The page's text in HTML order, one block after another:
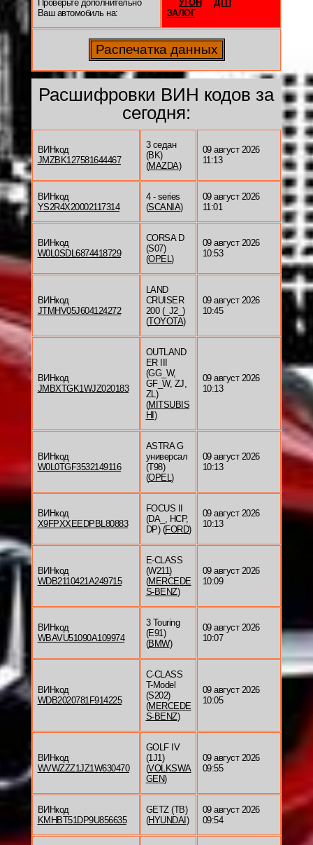
Проверьте дополнительно
Ваш автомобиль на:
УГОН
ДТП
ЗАЛОГ
Расшифровки ВИН кодов за
сегодня:
ВИНкод
JMZBK127581644467
3 седан
(BK)
(MAZDA)
09 август 2026
11:13
ВИНкод
YS2R4X20002117314
4 - series
(SCANIA)
09 август 2026
11:01
ВИНкод
W0L0SDL6874418729
CORSA D
(S07)
(OPEL)
09 август 2026
10:53
ВИНкод
JTMHV05J604124272
LAND
CRUISER
200 (_J2_)
(TOYOTA)
09 август 2026
10:45
ВИНкод
JMBXTGK1WJZ020183
OUTLAND
ER III
(GG_W,
GF_W, ZJ,
ZL)
(MITSUBIS
HI )
09 август 2026
10:13
ВИНкод
W0L0TGF3532149116
ASTRA G
универсал
(T98)
(OPEL)
09 август 2026
10:13
ВИНкод
X9FPXXEEDPBL80883
FOCUS II
(DA_, HCP,
DP) (FORD)
09 август 2026
10:13
ВИНкод
WDB2110421A249715
E-CLASS
(W211)
(MERCEDE
S-BENZ)
09 август 2026
10:09
ВИНкод
WBAVU51090A109974
3 Touring
(E91)
(BMW)
09 август 2026
10:07
ВИНкод
WDB2020781F914225
C-CLASS
T-Model
(S202)
(MERCEDE
S-BENZ)
09 август 2026
10:05
ВИНкод
WVWZZZ1JZ1W630470
GOLF IV
(1J1)
(VOLKSWA
GEN)
09 август 2026
09:55
ВИНкод
KMHBT51DP9U856635
GETZ (TB)
(HYUNDAI )
09 август 2026
09:54